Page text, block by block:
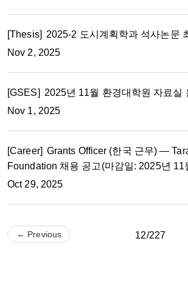
[Thesis] 2025-2 도시계획학과 석사논문
Nov 2, 2025
[GSES] 2025년 11월 환경대학원 자료실
Nov 1, 2025
[Career] Grants Officer (한국 근무) —
Foundation 채용 공고(마감일: 2025년 11
Oct 29, 2025
← Previous 12/227